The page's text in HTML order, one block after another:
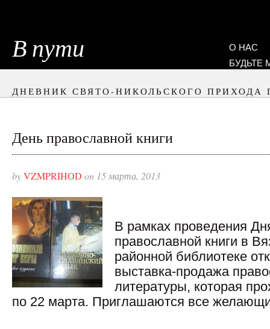
В пути
О НАС
БУДЬТЕ
ДНЕВНИК СВЯТО-НИКОЛЬСКОГО ПРИХОДА
День православной книги
byVZMPRIHOD on 15 марта, 2013
В рамках проведения
православной книги в
районной библиотеке
выставка-продажа
литературы, которая
по 22 марта. Приглашаются все